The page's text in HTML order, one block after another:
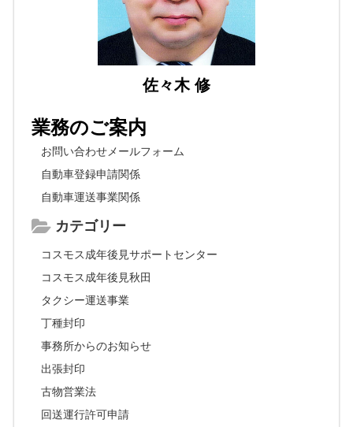
佐々木 修
業務のご案内
お問い合わせメールフォーム
自動車登録申請関係
自動車運送事業関係
カテゴリー
コスモス成年後見サポートセンター
コスモス成年後見秋田
タクシー運送事業
丁種封印
事務所からのお知らせ
出張封印
古物営業法
回送運行許可申請